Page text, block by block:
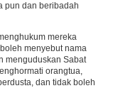
pun dan beribadah
mereka
menyebut nama
menguduskan Sabat
orangtua,
dan tidak boleh